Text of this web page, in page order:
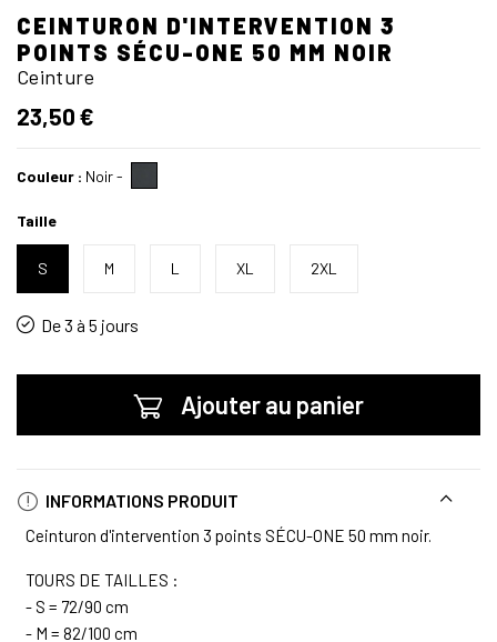
CEINTURON D'INTERVENTION 3
POINTS SÉCU-ONE 50 MM NOIR
Ceinture
23,50 €
Couleur : Noir-
Taille
S M L XL 2XL
De 3 à 5 jours
Ajouter au panier
INFORMATIONS PRODUIT
Ceinturon d'intervention 3 points SÉCU-ONE 50 mm noir.
TOURS DE TAILLES :
- S = 72/90 cm
- M = 82/100 cm